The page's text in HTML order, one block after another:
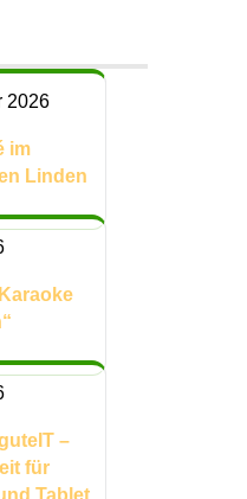
2026
im
Linden
–
für
Tablet